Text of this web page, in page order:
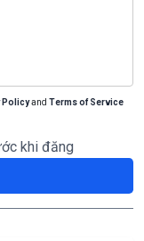
Policyand Terms of Service
khi đăng